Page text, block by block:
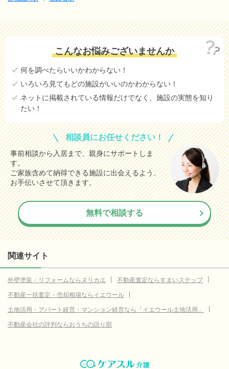
こんなお悩みございませんか
何を調べたらいいかわからない！
いろいろ見てもどの施設がいいのかわからない！
ネットに掲載されている情報だけでなく、施設の実態を知り
たい！
相談員にお任せください！
事前相談から入居まで、親身にサポートしま
す。
ご家族含めて納得できる施設に出会えるよう、
お手伝いさせて頂きます。
無料で相談する
関連サイト
外壁塗装・リフォームならヌリカエ
不動産査定ならすまいステップ
不動産一括査定・売却相場ならイエウール
土地活用・アパート経営・マンション経営なら「イエウール土地活用」
不動産会社の評判ならおうちの語り部